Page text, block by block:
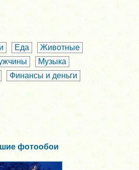
Еда
Животные
Музыка
Финансы и деньги
фотообои